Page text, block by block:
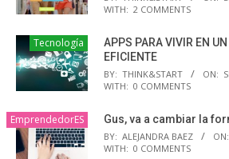
WITH: 2 COMMENTS
Tecnología
APPS PARA VIVIR EN
EFICIENTE
BY: THINK&START ON:
WITH: 0 COMMENTS
EmprendedorES Gus, va a cambiar la
BY: ALEJANDRA BAEZ ON:
WITH: 0 COMMENTS